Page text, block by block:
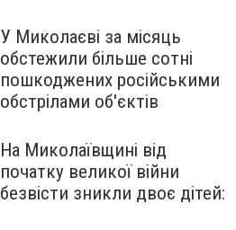
У Миколаєві за місяць
обстежили більше сотні
пошкоджених російськими
обстрілами об'єктів
На Миколаївщині від
початку великої війни
безвісти зникли двоє дітей: